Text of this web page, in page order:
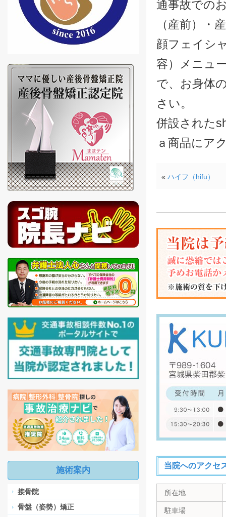
通事故での
（産前）・
顔フェイシ
容）メニュ
で、お身体
さい。
併設された
ａ商品にア
« ハイフ（hifu）
当院へのアクセ
所在地
駐車場
施術案内
接骨院
骨盤（姿勢）矯正